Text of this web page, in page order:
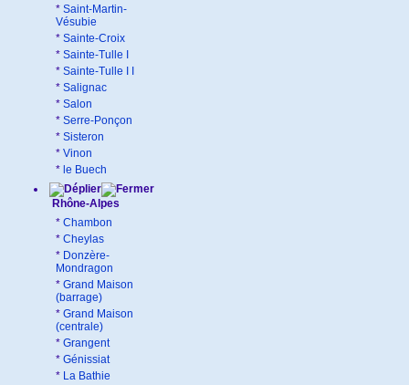
* Saint-Martin-
Vésubie
* Sainte-Croix
* Sainte-Tulle I
* Sainte-Tulle I I
* Salignac
* Salon
* Serre-Ponçon
* Sisteron
* Vinon
* le Buech
Rhône-Alpes
* Chambon
* Cheylas
* Donzère-
Mondragon
* Grand Maison
(barrage)
* Grand Maison
(centrale)
* Grangent
* Génissiat
* La Bathie